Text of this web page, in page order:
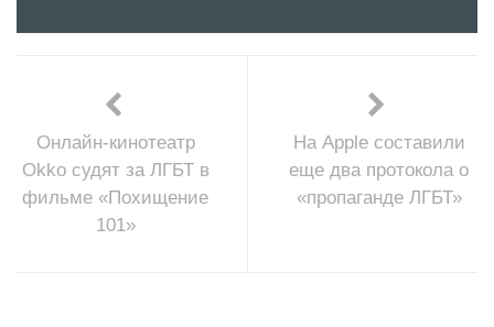
Онлайн-кинотеатр
Okko судят за ЛГБТ в
фильме «Похищение
101»
На Apple составили
еще два протокола о
«пропаганде ЛГБТ»